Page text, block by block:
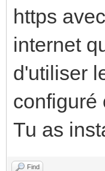
https
internet
d'utiliser
configuré
Tu as
Find